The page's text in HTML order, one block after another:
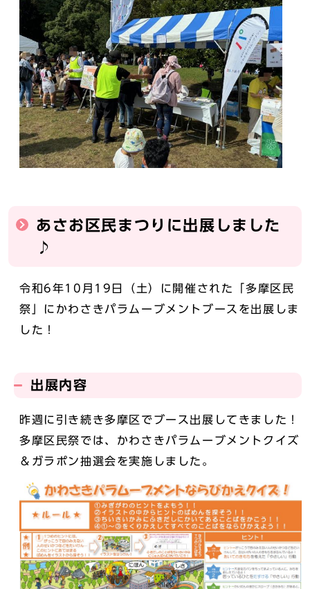
あさお区民まつりに出展しました
♪
令和6年10月19日（土）に開催された「多摩区民
祭」にかわさきパラムーブメントブースを出展しま
した！
出展内容
昨週に引き続き多摩区でブース出展してきました！
多摩区民祭では、かわさきパラムーブメントクイズ
＆ガラポン抽選会を実施しました。